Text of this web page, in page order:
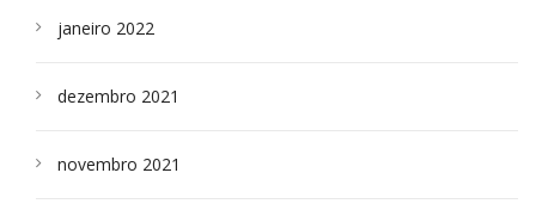
janeiro 2022
dezembro 2021
novembro 2021